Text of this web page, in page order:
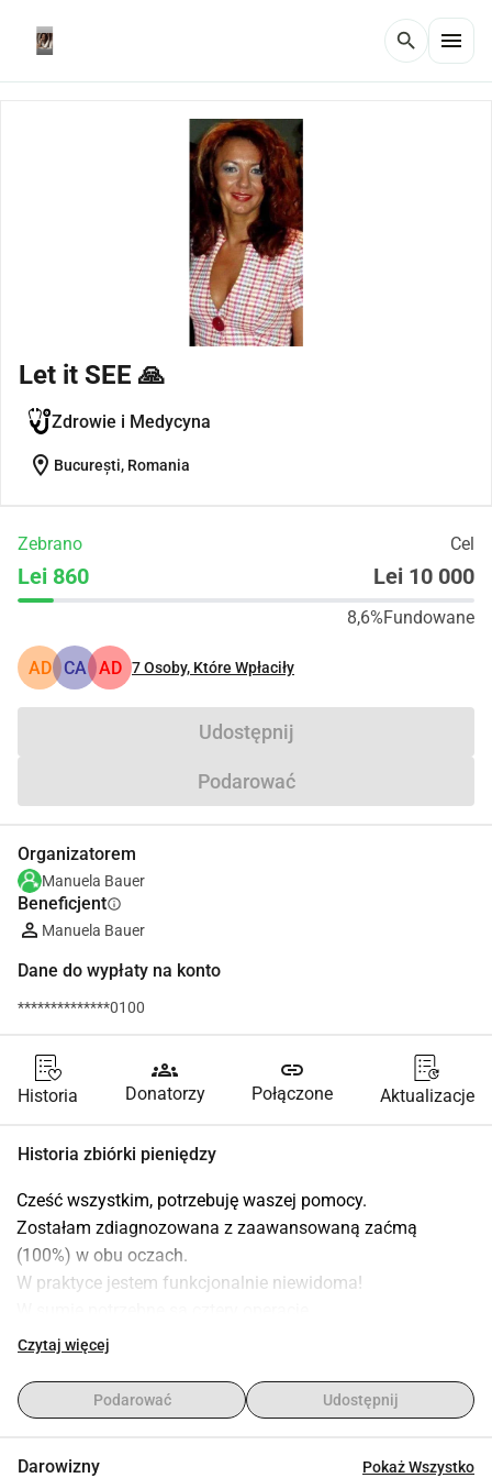
search menu
Let it SEE 🙏
Zdrowie i Medycyna
location_on București, Romania
Zebrano Cel
Lei 860 Lei 10 000
8,6%Fundowane
AD CA AD 7Osoby, Które Wpłaciły
Udostępnij
Podarować
Organizatorem
Manuela Bauer
Beneficjentinfo
Manuela Bauer
Dane do wypłaty na konto
**************0100
Historia
groups
Donatorzy
link
Połączone Aktualizacje
Historia zbiórki pieniędzy
Cześć wszystkim, potrzebuję waszej pomocy.
Zostałam zdiagnozowana z zaawansowaną zaćmą
(100%) w obu oczach.
W praktyce jestem funkcjonalnie niewidoma!
Pierwsza operacja odbyła się 7 listopada 2024 roku.
roku.
Operacja zostanie przeprowadzona przez zespół
Czytaj więcej
Podarować Udostępnij
Darowizny Pokaż Wszystko